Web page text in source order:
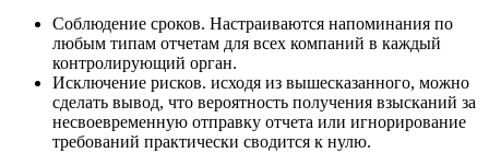
Соблюдение сроков. Настраиваются напоминания по
любым типам отчетам для всех компаний в каждый
контролирующий орган.
Исключение рисков. исходя из вышесказанного, можно
сделать вывод, что вероятность получения взысканий за
несвоевременную отправку отчета или игнорирование
требований практически сводится к нулю.